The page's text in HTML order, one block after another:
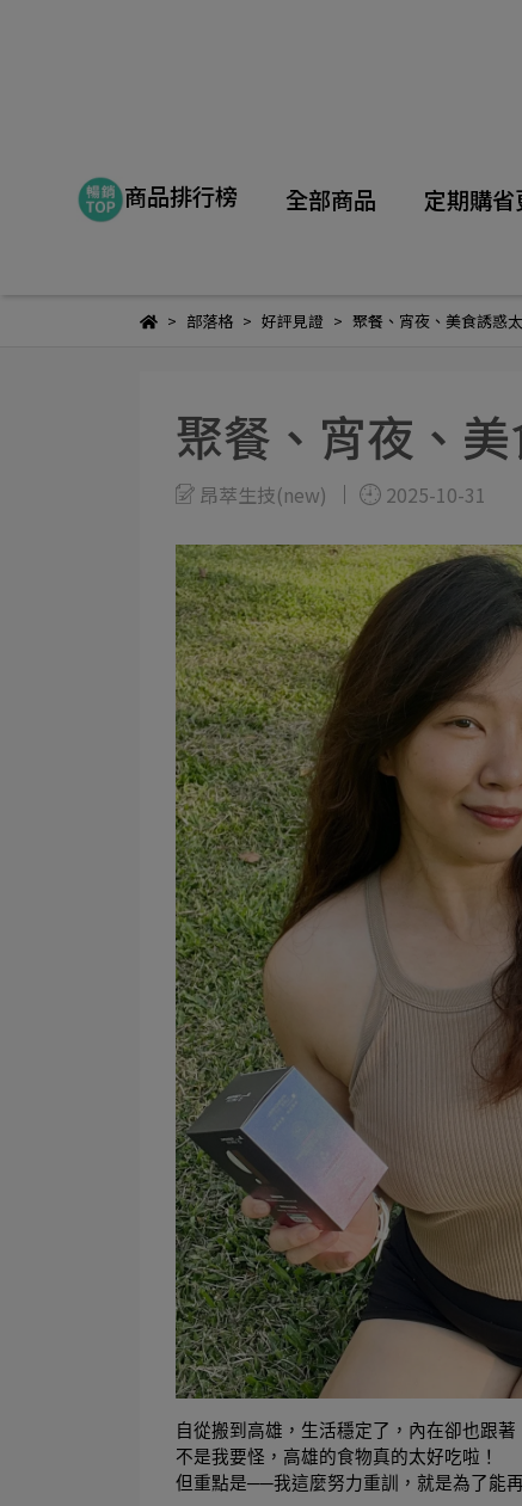
商品排行榜 全部商品 定期購省
部落格 好評見證 聚餐、宵夜、美食誘惑
聚餐、宵夜、
昂萃生技(new) 2025-10-31
自從搬到高雄，生活穩定了，內在卻也跟
不是我要怪，高雄的食物真的太好吃啦！
但重點是──我這麼努力重訓，就是為了能